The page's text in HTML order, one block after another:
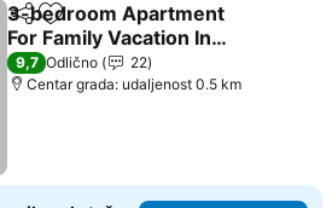
Deli Dodati u favorite
3-bedroom Apartment
For Family Vacation In
Fingerlake Region
9,7 Odlično
22
Centar grada: udaljenost 0.5 km